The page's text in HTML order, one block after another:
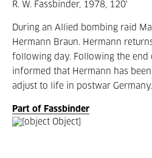
R. W. Fassbinder, 1978, 120'
During an Allied bombing raid
Hermann Braun. Hermann
following day. Following the end
informed that Hermann has
adjust to life in postwar Germany.
Part of Fassbinder